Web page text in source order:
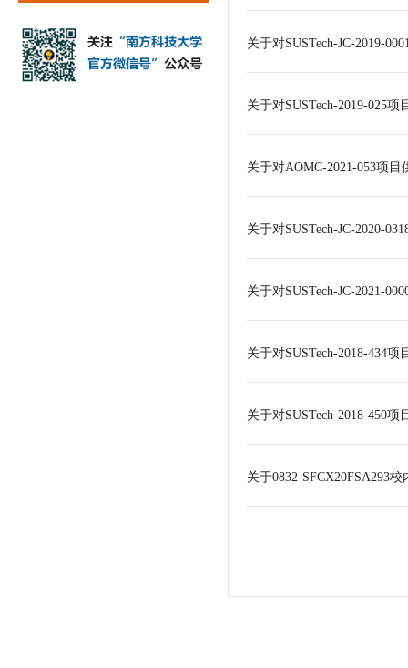
关于对SUSTech-JC-2019-
关于对SUSTech-2019-025
关于对AOMC-2021-053项
关于对SUSTech-JC-2020-
关于对SUSTech-JC-2021-
关于对SUSTech-2018-434
关于对SUSTech-2018-450
关于0832-SFCX20FSA293